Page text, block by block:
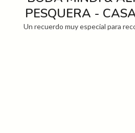
PESQUERA -
Un recuerdo muy especial para